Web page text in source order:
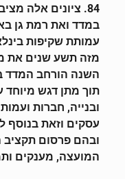
84. ציונים אלה
במדד ואת רמת גן
עמותת שקיפות
מזה תשע שנים את
תוך מתן דגש מיוחד
ובנייה, חברות
עסקים וזאת בנוסף
ובהם פרסום תקציב
המועצה, מענקים